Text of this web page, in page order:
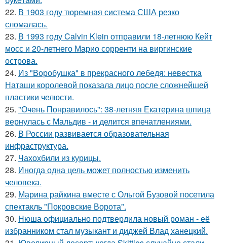
22. В 1903 году тюремная система США резко
сломалась.
23. В 1993 году Calvin Klein отправили 18-летнюю Кейт
мосс и 20-летнего Марио сорренти на виргинские
острова.
24. Из "Воробушка" в прекрасного лебедя: невестка
Наташи королевой показала лицо после сложнейшей
пластики челюсти.
25. "Очень Понравилось": 38-летняя Екатерина шпица
вернулась с Мальдив - и делится впечатлениями.
26. В России развивается образовательная
инфраструктура.
27. Чахохбили из курицы.
28. Иногда одна цель может полностью изменить
человека.
29. Марина райкина вместе с Ольгой Бузовой посетила
спектакль "Покровские Ворота".
30. Нюша официально подтвердила новый роман - её
избранником стал музыкант и диджей Влад ханецкий.